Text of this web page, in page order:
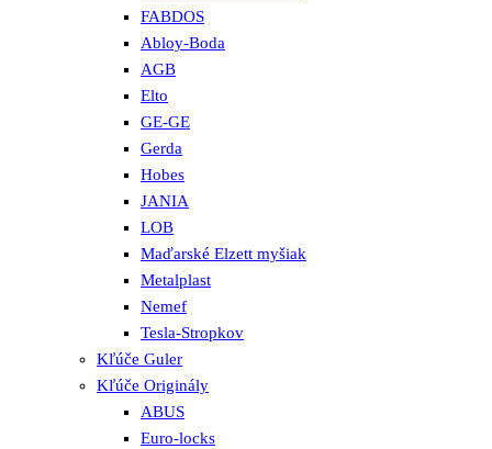
FABDOS
Abloy-Boda
AGB
Elto
GE-GE
Gerda
Hobes
JANIA
LOB
Maďarské Elzett myšiak
Metalplast
Nemef
Tesla-Stropkov
Kľúče Guler
Kľúče Originály
ABUS
Euro-locks